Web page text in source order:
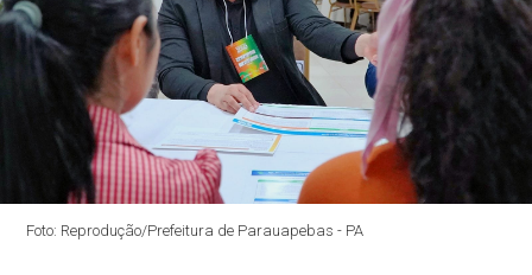
Foto: Reprodução/Prefeitura de Parauapebas - PA